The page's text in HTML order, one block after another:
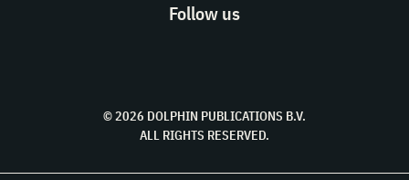
Follow us
© 2026 DOLPHIN PUBLICATIONS B.V.
ALL RIGHTS RESERVED.